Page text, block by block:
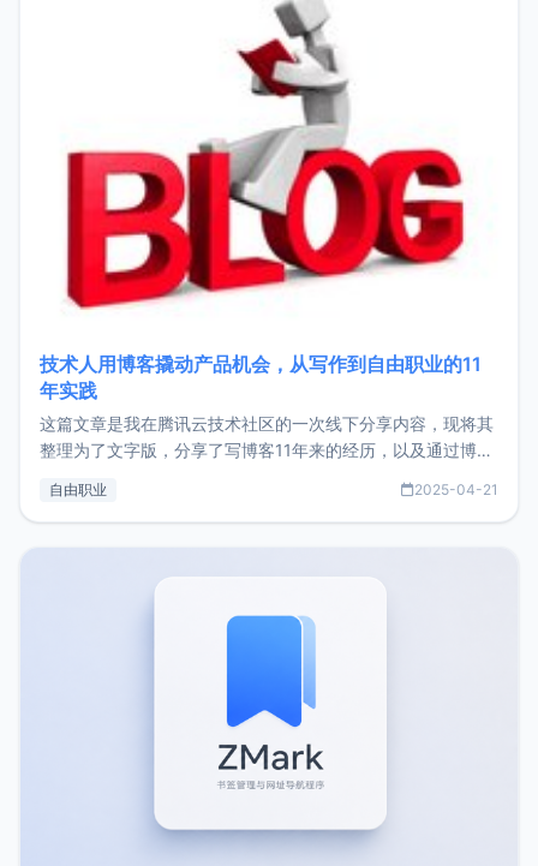
技术人用博客撬动产品机会，从写作到自由职业的11
年实践
这篇文章是我在腾讯云技术社区的一次线下分享内容，现将其
整理为了文字版，分享了写博客11年来的经历，以及通过博客
了我的首个产品ImgURL的真实数据和产品现状。自我介绍大
自由职业 2025-04-21